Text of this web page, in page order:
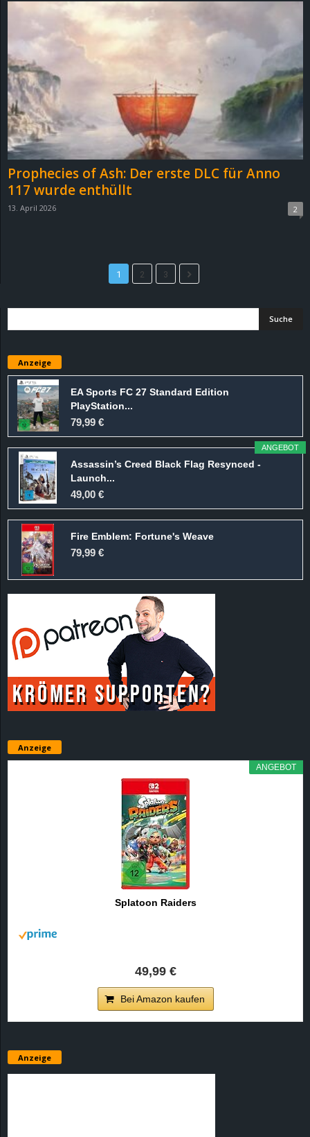
Prophecies of Ash: Der erste DLC für Anno
117 wurde enthüllt
13. April 2026 2
1 2 3
Anzeige
EA Sports FC 27 Standard Edition
PlayStation...
79,99 €
ANGEBOT
Assassin’s Creed Black Flag Resynced -
Launch...
49,00 €
Fire Emblem: Fortune's Weave
79,99 €
Anzeige
ANGEBOT
Splatoon Raiders
49,99 €
Bei Amazon kaufen
Anzeige